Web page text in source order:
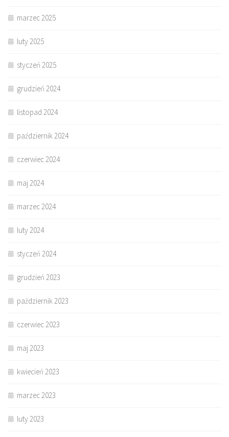
marzec 2025
luty 2025
styczeń 2025
grudzień 2024
listopad 2024
październik 2024
czerwiec 2024
maj 2024
marzec 2024
luty 2024
styczeń 2024
grudzień 2023
październik 2023
czerwiec 2023
maj 2023
kwiecień 2023
marzec 2023
luty 2023